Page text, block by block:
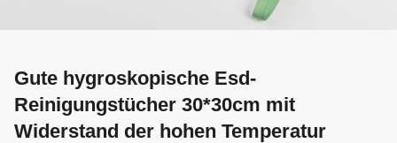
Gute hygroskopische Esd-
Reinigungstücher 30*30cm mit
Widerstand der hohen Temperatur